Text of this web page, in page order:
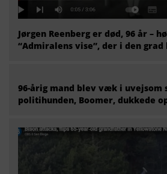
Jørgen Reenberg er død, 96 år –
“Admiralens vise”, der i den
96-årig mand blev væk i uvejsom
politihunden, Boomer, dukkede